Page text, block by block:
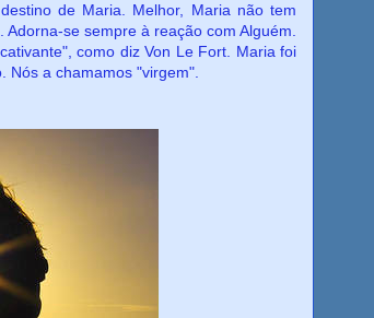
de Maria. Melhor, Maria não tem
se sempre à reação com Alguém.
como diz Von Le Fort. Maria foi
Nós a chamamos "virgem".